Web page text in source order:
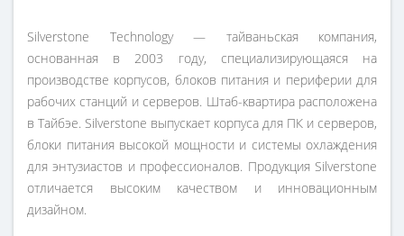
Silverstone Technology — тайваньская компания,
основанная в 2003 году, специализирующаяся на
производстве корпусов, блоков питания и периферии для
рабочих станций и серверов. Штаб-квартира расположена
в Тайбэе. Silverstone выпускает корпуса для ПК и серверов,
блоки питания высокой мощности и системы охлаждения
для энтузиастов и профессионалов. Продукция Silverstone
отличается высоким качеством и инновационным
дизайном.